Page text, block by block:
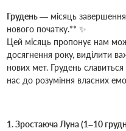
Грудень— місяць
нового початку.** ✨
Цей місяць пропонує нам
досягнення року, виділити
нових мет. Грудень
нас до розуміння власних
1. Зростаюча Луна (1–10